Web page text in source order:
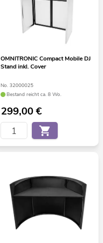
OMNITRONIC Compact Mobile DJ
Stand inkl. Cover
No. 32000025
Bestand reicht ca. 8 Wo.
299,00€